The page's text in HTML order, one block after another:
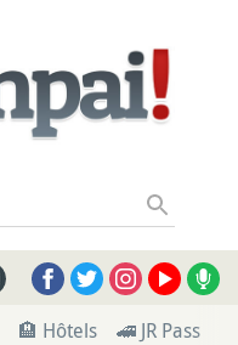
🏨 Hôtels 🚄 JR Pass